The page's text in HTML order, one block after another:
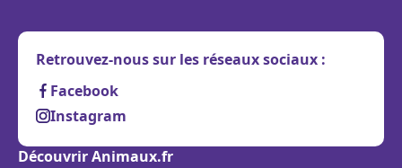
Retrouvez-nous sur les réseaux sociaux :
Facebook
Instagram
Découvrir Animaux.fr